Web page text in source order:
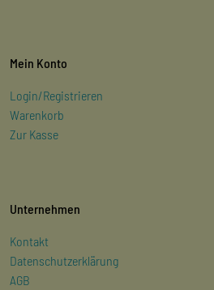
Mein Konto
Login/Registrieren
Warenkorb
Zur Kasse
Unternehmen
Kontakt
Datenschutzerklärung
AGB